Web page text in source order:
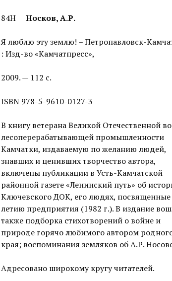
84ННосков, А.Р.
Я люблю эту землю! – Петропавловск-
: Изд-во «Камчатпресс»,
2009. — 112 c.
ISBN 978-5-9610-0127-3
В книгу ветерана Великой Отечественной
лесоперерабатывающей промышленности
Камчатки, издаваемую по желанию людей,
знавших и ценивших творчество автора,
включены публикации в Усть-Камчатской
районной газете «Ленинский путь» об
Ключевского ДОК, его людях, посвященные
летию предприятия (1982 г.). В издание
также подборка стихотворений о войне и
природе горячо любимого автором
края; воспоминания земляков об А.Р.
Адресовано широкому кругу читателей.